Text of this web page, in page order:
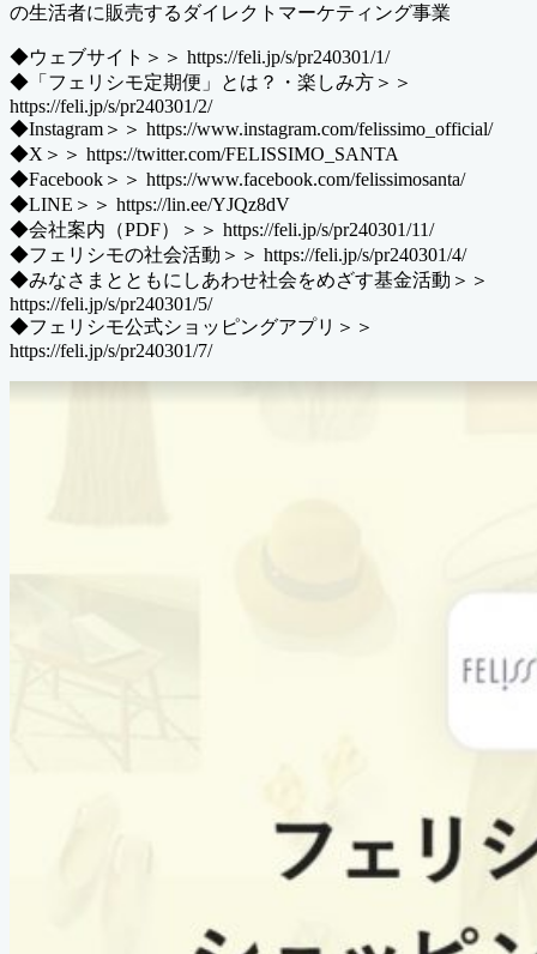
の生活者に販売するダイレクトマーケティング事業
◆ウェブサイト＞＞ https://feli.jp/s/pr240301/1/
◆「フェリシモ定期便」とは？・楽しみ方＞＞
https://feli.jp/s/pr240301/2/
◆Instagram＞＞ https://www.instagram.com/felissimo_official/
◆X＞＞ https://twitter.com/FELISSIMO_SANTA
◆Facebook＞＞ https://www.facebook.com/felissimosanta/
◆LINE＞＞ https://lin.ee/YJQz8dV
◆会社案内（PDF）＞＞ https://feli.jp/s/pr240301/11/
◆フェリシモの社会活動＞＞ https://feli.jp/s/pr240301/4/
◆みなさまとともにしあわせ社会をめざす基金活動＞＞
https://feli.jp/s/pr240301/5/
◆フェリシモ公式ショッピングアプリ＞＞
https://feli.jp/s/pr240301/7/